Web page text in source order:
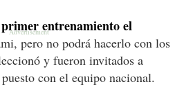
entrenamiento el
pero no podrá hacerlo con los
y fueron invitados a
con el equipo nacional.